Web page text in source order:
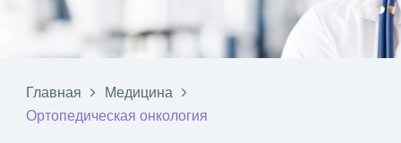
Главная
Медицина
Ортопедическая онкология